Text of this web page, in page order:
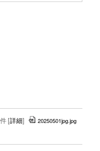
[詳細] 20250501jpg.jpg